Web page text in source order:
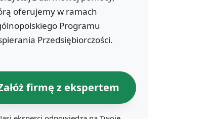
oferujemy w ramach
Programu
Przedsiębiorczości.
firmę z ekspertem